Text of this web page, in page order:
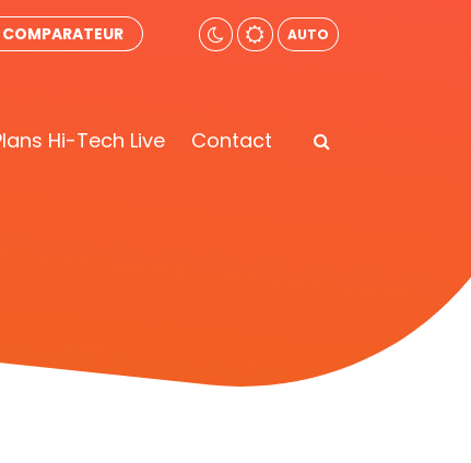
COMPARATEUR AUTO
Hi-Tech Live Contact